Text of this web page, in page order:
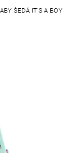
ŠEDÁ IT'S A BOY